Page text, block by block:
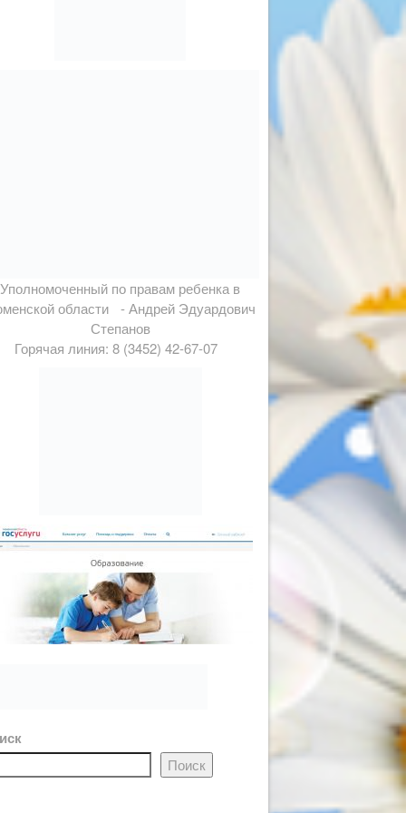
Уполномоченный по правам ребенка в
области - Андрей Эдуардович
Степанов
Горячая линия: 8 (3452) 42-67-07
Поиск